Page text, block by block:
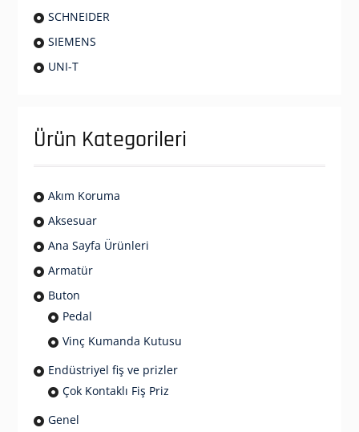
SCHNEIDER
SIEMENS
UNI-T
Ürün Kategorileri
Akım Koruma
Aksesuar
Ana Sayfa Ürünleri
Armatür
Buton
Pedal
Vinç Kumanda Kutusu
Endüstriyel fiş ve prizler
Çok Kontaklı Fiş Priz
Genel